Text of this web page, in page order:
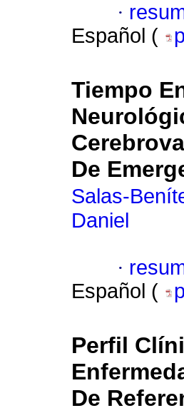
·
Español (
Tiempo
De
Salas-
Daniel
·
Español (
Perfil
De